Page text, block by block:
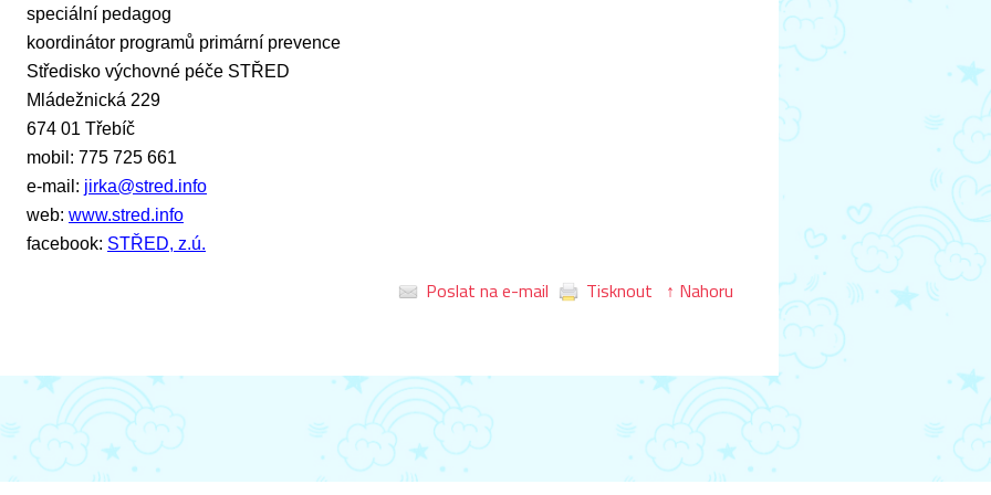
speciální pedagog
koordinátor programů primární prevence
Středisko výchovné péče STŘED
Mládežnická 229
674 01 Třebíč
mobil: 775 725 661
e-mail: jirka@stred.info
web: www.stred.info
facebook: STŘED, z.ú.
Poslat na e-mail Tisknout ↑ Nahoru